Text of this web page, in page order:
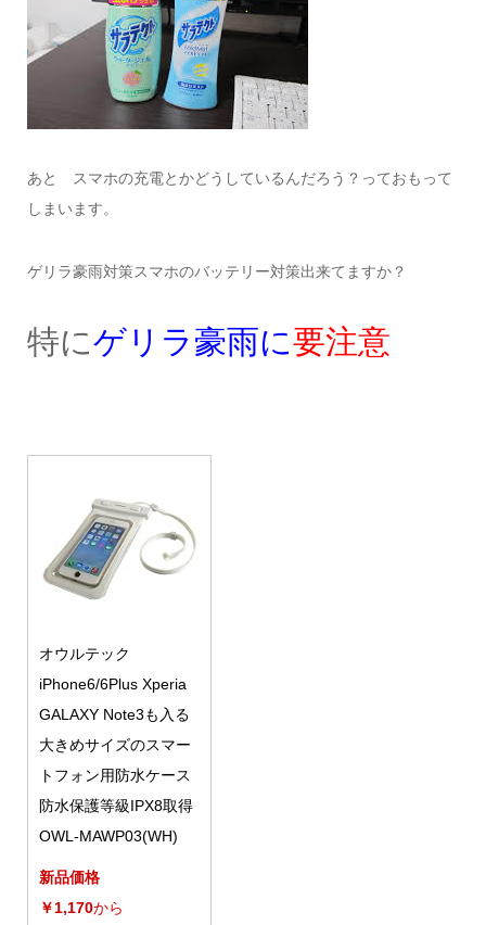
あと スマホの充電とかどうしているんだろう？っておもって
しまいます。
ゲリラ豪雨対策スマホのバッテリー対策出来てますか？
特にゲリラ豪雨に要注意
オウルテック
iPhone6/6Plus Xperia
GALAXY Note3も入る
大きめサイズのスマー
トフォン用防水ケース
防水保護等級IPX8取得
OWL-MAWP03(WH)
新品価格
￥1,170から